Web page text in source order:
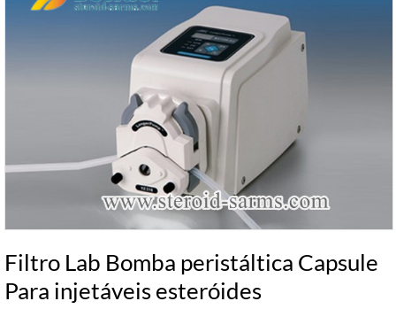
Filtro Lab Bomba peristáltica Capsule
Para injetáveis ​​esteróides